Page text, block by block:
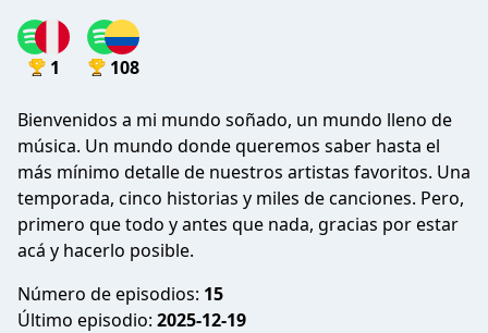
1 108
Bienvenidos a mi mundo soñado, un mundo lleno de
música. Un mundo donde queremos saber hasta el
más mínimo detalle de nuestros artistas favoritos. Una
temporada, cinco historias y miles de canciones. Pero,
primero que todo y antes que nada, gracias por estar
acá y hacerlo posible.
Número de episodios: 15
Último episodio: 2025-12-19